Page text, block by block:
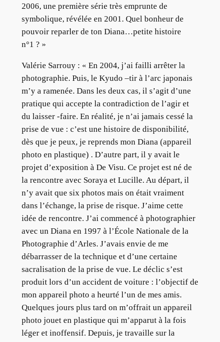
2006, une première série très emprunte de
symbolique, révélée en 2001. Quel bonheur de
pouvoir reparler de ton Diana…petite histoire
n°1 ? »
Valérie Sarrouy : « En 2004, j’ai failli arrêter la
photographie. Puis, le Kyudo –tir à l’arc japonais
m’y a ramenée. Dans les deux cas, il s’agit d’une
pratique qui accepte la contradiction de l’agir et
du laisser -faire. En réalité, je n’ai jamais cessé la
prise de vue : c’est une histoire de disponibilité,
dès que je peux, je reprends mon Diana (appareil
photo en plastique) . D’autre part, il y avait le
projet d’exposition à De Visu. Ce projet est né de
la rencontre avec Soraya et Lucille. Au départ, il
n’y avait que six photos mais on était vraiment
dans l’échange, la prise de risque. J’aime cette
idée de rencontre. J’ai commencé à photographier
avec un Diana en 1997 à l’École Nationale de la
Photographie d’Arles. J’avais envie de me
débarrasser de la technique et d’une certaine
sacralisation de la prise de vue. Le déclic s’est
produit lors d’un accident de voiture : l’objectif de
mon appareil photo a heurté l’un de mes amis.
Quelques jours plus tard on m’offrait un appareil
photo jouet en plastique qui m’apparut à la fois
léger et inoffensif. Depuis, je travaille sur la